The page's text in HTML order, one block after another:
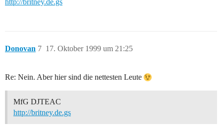
http://britney.de.gs
Donovan 17. Oktober 1999 um 21:25
7
Re: Nein. Aber hier sind die nettesten Leute
MfG DJTEAC
http://britney.de.gs